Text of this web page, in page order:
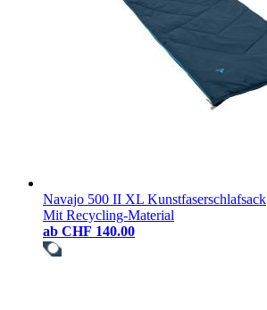
Navajo 500 II XL Kunstfaserschlafsack
Mit Recycling-Material
ab CHF 140.00